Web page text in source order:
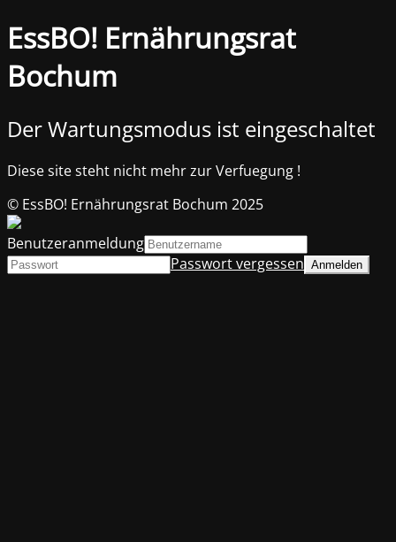
EssBO! Ernährungsrat
Bochum
Der Wartungsmodus ist eingeschaltet
Diese site steht nicht mehr zur Verfuegung !
© EssBO! Ernährungsrat Bochum 2025
Benutzeranmeldung
Passwort vergessen